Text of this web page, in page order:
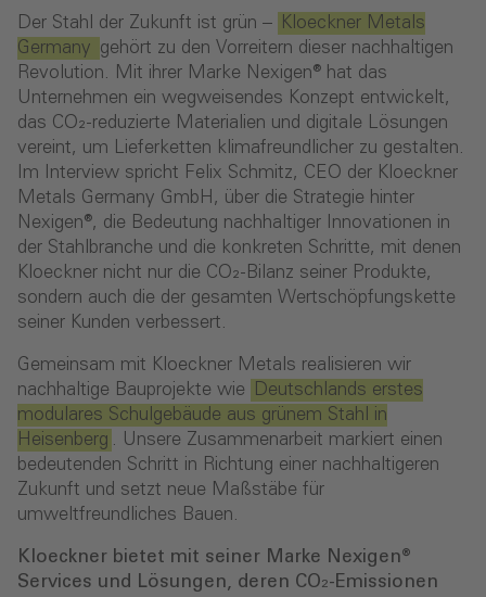
Der Stahl der Zukunft ist grün –
Kloeckner Metals
Germany gehört zu den Vorreitern dieser nachhaltigen
Revolution. Mit ihrer Marke Nexigen® hat das
Unternehmen ein wegweisendes Konzept entwickelt,
das CO₂-reduzierte Materialien und digitale Lösungen
vereint, um Lieferketten klimafreundlicher zu gestalten.
Im Interview spricht Felix Schmitz, CEO der Kloeckner
Metals Germany GmbH, über die Strategie hinter
Nexigen®, die Bedeutung nachhaltiger Innovationen in
der Stahlbranche und die konkreten Schritte, mit denen
Kloeckner nicht nur die CO₂-Bilanz seiner Produkte,
sondern auch die der gesamten Wertschöpfungskette
seiner Kunden verbessert.
Gemeinsam mit Kloeckner Metals realisieren wir
nachhaltige Bauprojekte wie
Deutschlands erstes
modulares Schulgebäude aus grünem Stahl in
Heisenberg . Unsere Zusammenarbeit markiert einen
bedeutenden Schritt in Richtung einer nachhaltigeren
Zukunft und setzt neue Maßstäbe für
umweltfreundliches Bauen.
Kloeckner bietet mit seiner Marke Nexigen®
Services und Lösungen, deren CO₂-Emissionen